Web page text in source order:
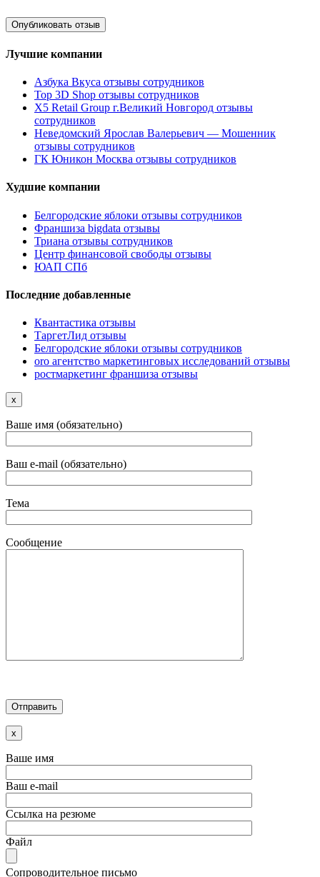
Лучшие компании
Азбука Вкуса отзывы сотрудников
Top 3D Shop отзывы сотрудников
X5 Retail Group г.Великий Новгород отзывы
сотрудников
Неведомский Ярослав Валерьевич — Мошенник
отзывы сотрудников
ГК Юникон Москва отзывы сотрудников
Худшие компании
Белгородские яблоки отзывы сотрудников
Франшиза bigdata отзывы
Триана отзывы сотрудников
Центр финансовой свободы отзывы
ЮАП СПб
Последние добавленные
Квантастика отзывы
ТаргетЛид отзывы
Белгородские яблоки отзывы сотрудников
oro агентство маркетинговых исследований отзывы
ростмаркетинг франшиза отзывы
x
Ваше имя (обязательно)
Ваш e-mail (обязательно)
Тема
Сообщение
x
Ваше имя
Ваш e-mail
Ссылка на резюме
Файл
Сопроводительное письмо